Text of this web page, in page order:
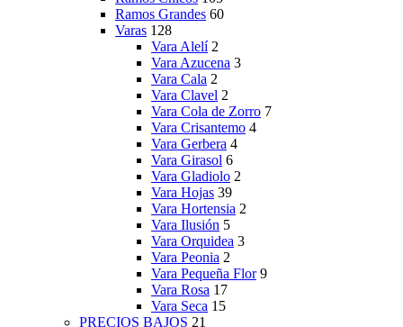
Ramos Grandes 60
Varas 128
Vara Alelí 2
Vara Azucena 3
Vara Cala 2
Vara Clavel 2
Vara Cola de Zorro 7
Vara Crisantemo 4
Vara Gerbera 4
Vara Girasol 6
Vara Gladiolo 2
Vara Hojas 39
Vara Hortensia 2
Vara Ilusión 5
Vara Orquidea 3
Vara Peonia 2
Vara Pequeña Flor 9
Vara Rosa 17
Vara Seca 15
PRECIOS BAJOS 21